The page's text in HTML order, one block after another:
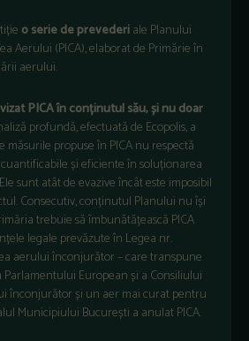
o serie de prevederiale Planului
Aerului (PICA), elaborat de Primărie în
aerului.
PICA în conținutul său, și nu doar
profundă, efectuată de Ecopolis, a
măsurile propuse în PICA nu respectă
și eficiente în soluționarea
sunt atât de evazive încât este imposibil
Consecutiv, conținutul Planului nu își
trebuie să îmbunătățească PICA
legale prevăzute în Legea nr.
aerului înconjurător – care transpune
Parlamentului European și a Consiliului
înconjurător și un aer mai curat pentru
Municipiului București a anulat PICA.